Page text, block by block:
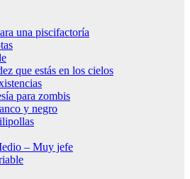
una piscifactoría
que estás en los cielos
para zombis
y negro
– Muy jefe